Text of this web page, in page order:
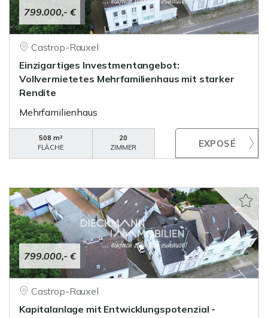
799.000,- €
Castrop-Rauxel
Einzigartiges Investmentangebot:
Vollvermietetes Mehrfamilienhaus mit starker
Rendite
Mehrfamilienhaus
508 m²
FLÄCHE
20
ZIMMER
799.000,- €
Castrop-Rauxel
Kapitalanlage mit Entwicklungspotenzial -